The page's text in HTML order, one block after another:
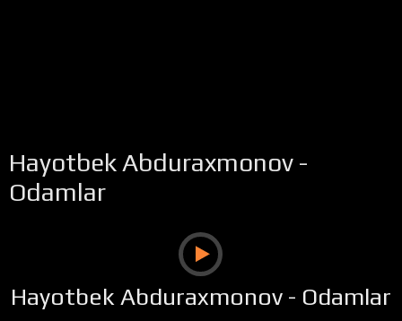
Hayotbek Abduraxmonov -
Odamlar
Hayotbek Abduraxmonov - Odamlar